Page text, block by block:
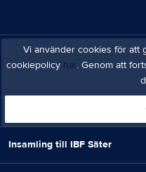
Vi använder cookies för att
cookiepolicy här. Genom att
Insamling till IBF Säter